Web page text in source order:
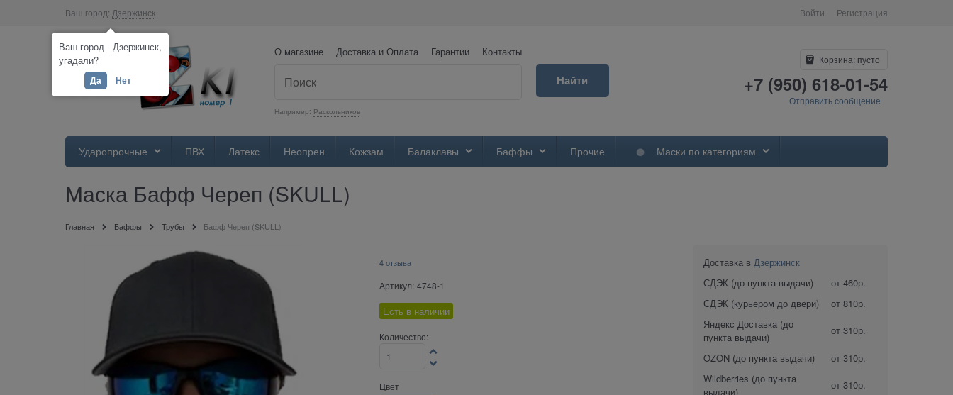
Ваш город: Дзержинск Войти Регистрация
О магазине Доставка и Оплата Гарантии Контакты
Например: Раскольников
Найти
Корзина: пусто
+7 (950) 618-01-54
Отправить сообщение
Ударопрочные ПВХ Латекс Неопрен Кожзам Балаклавы Баффы Прочие Маски по категориям
Маска Бафф Череп (SKULL)
Главная Баффы Трубы Бафф Череп (SKULL)
4 отзыва
Артикул: 4748-1
Есть в наличии
Количество:
Цвет
Доставка в Дзержинск
СДЭК (до пункта выдачи)
от 460р.
СДЭК (курьером до двери)
от 810р.
Яндекс Доставка (до
пункта выдачи)
от 310р.
OZON (до пункта выдачи)
от 310р.
Wildberries (до пункта
выдачи)
от 310р.
Ваш город - Дзержинск,
угадали?
Да Нет